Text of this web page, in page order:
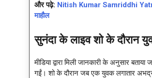
और पढ़े: Nitish Kumar Samriddhi Yatra:
माहौल
सुनंदा के लाइव शो के दौरान
मीडिया द्वारा मिली जानकारी के अनुसार
गईं। शो के दौरान जब एक युवक लगातार